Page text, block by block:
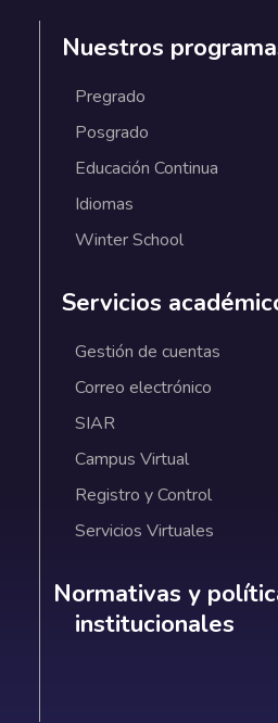
Nuestros
Pregrado
Posgrado
Educación Continua
Idiomas
Winter School
Servicios
Gestión de cuentas
Correo electrónico
SIAR
Campus Virtual
Registro y Control
Servicios Virtuales
Normativas y
Normativas y
institucionales